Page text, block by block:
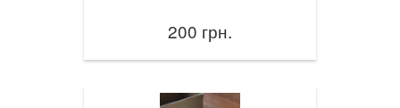
200 грн.